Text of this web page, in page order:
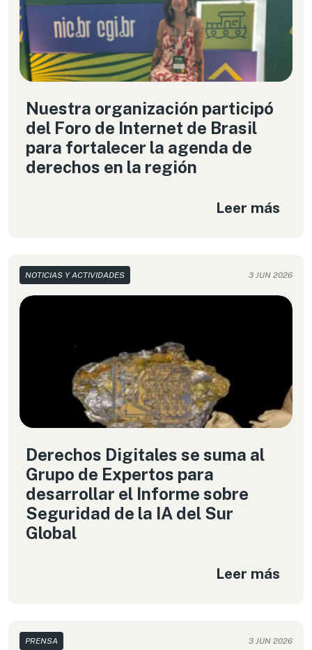
Nuestra organización participó
del Foro de Internet de Brasil
para fortalecer la agenda de
derechos en la región
Leer más
NOTICIAS Y ACTIVIDADES 3 JUN 2026
Derechos Digitales se suma al
Grupo de Expertos para
desarrollar el Informe sobre
Seguridad de la IA del Sur
Global
Leer más
PRENSA 3 JUN 2026